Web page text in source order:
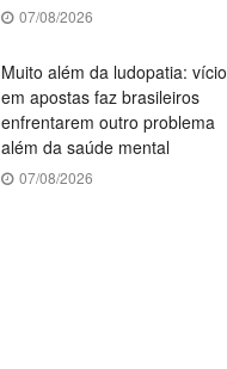
07/08/2026
Muito além da ludopatia: vício
em apostas faz brasileiros
enfrentarem outro problema
além da saúde mental
07/08/2026